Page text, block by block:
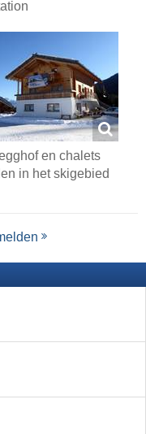
en chalets
in het skigebied